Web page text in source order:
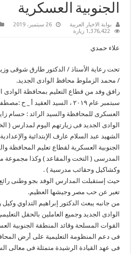
الجنوبية العسكرية
بوابة الاخبار العربية 26 سبتمبر، 2019
1,376,422 زيارة
علاء حمدي
تحت رعاية الأستاذ / الدكتور طارق شوقى وزير
/ محمد الزملوط محافظ الوادى الجديد.
سبتمبر عام ٢٠١٩ ، السيد
العسكرى للمحافظة والسيد الرائد : حسام
الوادى الجديد فى زيارتهم اليوم لمدارس (
الشهيد عبد السلام عارف الإبتدائية
الجنوبية العسكرية لقطاع تعليم المحافظة
المدرسى ( التخت والمقاعد ) وكذا مجموعة
وكشاكيل وحقائب مدرسية ) .
حيث إستقبلت المدارس الوفد بجو وطنى رائع
تعبر عن حب مصر وجيشها العظيم.
من جانبه يبعث الدكتور إبراهيم التداوي وكيل
الوادى الجديد وجميع العاملين بالحقل
القوات المسلحة وقائد المنطقة الجنوبية
فى دعم المنظومة التعليمية على أرض
فى عهد القيادة الرشيدة متمثلة فى معالى